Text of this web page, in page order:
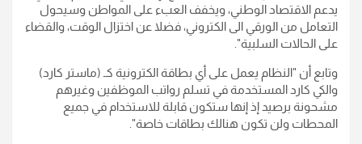
يدعم الاقتصاد الوطني، ويخفف العبء على المواطن وسيحول
التعامل من الورقي الى الكتروني، فضلا عن اختزال الوقت، والقضاء
على الحالات السلبية".
وتابع أن "النظام يعمل على أي بطاقة الكترونية كـ (ماستر كارد)
والكي كارد المستخدمة في تسلم رواتب الموظفين وغيرهم
مشحونة برصيد إذ إنها ستكون قابلة للاستخدام في جميع
المحطات ولن تكون هنالك بطاقات خاصة".